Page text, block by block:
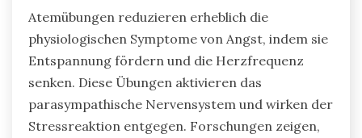
Atemübungen reduzieren erheblich die
physiologischen Symptome von Angst, indem sie
Entspannung fördern und die Herzfrequenz
senken. Diese Übungen aktivieren das
parasympathische Nervensystem und wirken der
Stressreaktion entgegen. Forschungen zeigen,